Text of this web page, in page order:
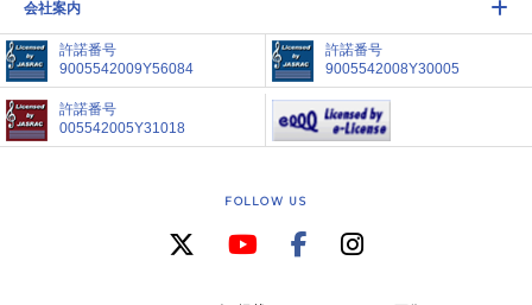
会社案内
許諾番号
9005542009Y56084
許諾番号
9005542008Y30005
許諾番号
005542005Y31018
FOLLOW US